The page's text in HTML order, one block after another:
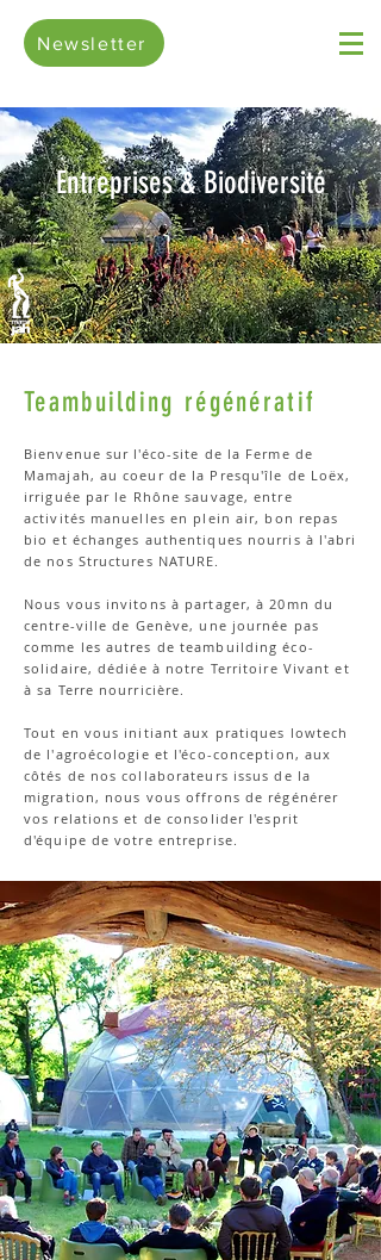
Newsletter
Entreprises & Biodiversité
Teambuilding régénératif
Bienvenue sur l'éco-site de la Ferme de
Mamajah, au coeur de la Presqu'île de Loëx,
irriguée par le Rhône sauvage, entre
activités manuelles en plein air, bon repas
bio et échanges authentiques nourris à l'abri
de nos Structures NATURE.
Nous vous invitons à partager, à 20mn du
centre-ville de Genève, une journée pas
comme les autres de teambuilding éco-
solidaire, dédiée à notre Territoire Vivant et
à sa Terre nourricière.
Tout en vous initiant aux pratiques lowtech
de l'agroécologie et l'éco-conception, aux
côtés de nos collaborateurs issus de la
migration, nous vous offrons de régénérer
vos relations et de consolider l'esprit
d'équipe de votre entreprise.